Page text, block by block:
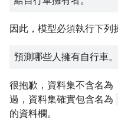
因此，模型必須執行下列
預測哪些人擁有自行車。
很抱歉，資料集不含名為
過，資料集確實包含名為
的資料欄。